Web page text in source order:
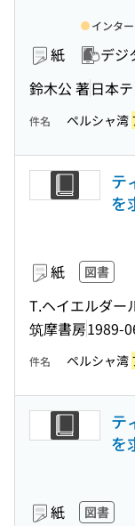
紙 デジ
鈴木公 著日本
インタ
件名 ペルシャ湾
テ
を
紙 図書
T.ヘイエルダー
筑摩書房1989-
件名 ペルシャ湾
テ
を
紙 図書